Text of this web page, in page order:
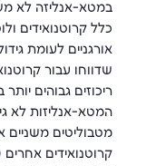
במטא-אנליזה לא
כלל קרוטנואידים
אורגניים לעומת
שדווחו עבור
ריכוזים גבוהים
המטא-אנליזות לא
מטבוליטים משניים
קרוטנואידים אחרים